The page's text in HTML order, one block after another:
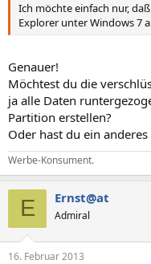
Ich möchte einfach nur,
Explorer unter Windows 7
Genauer!
Möchtest du die
ja alle Daten
Partition erstellen?
Oder hast du ein
Werbe-Konsument.
E Ernst@at
Admiral
16. Februar 2013